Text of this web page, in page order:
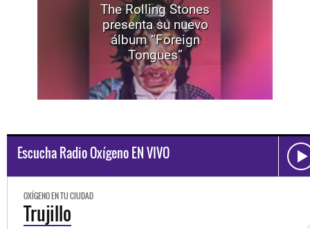
The Rolling Stones
presenta su nuevo
álbum “Foreign
Tongues”
Escucha Radio Oxígeno EN VIVO
OXÍGENO EN TU CIUDAD
Trujillo